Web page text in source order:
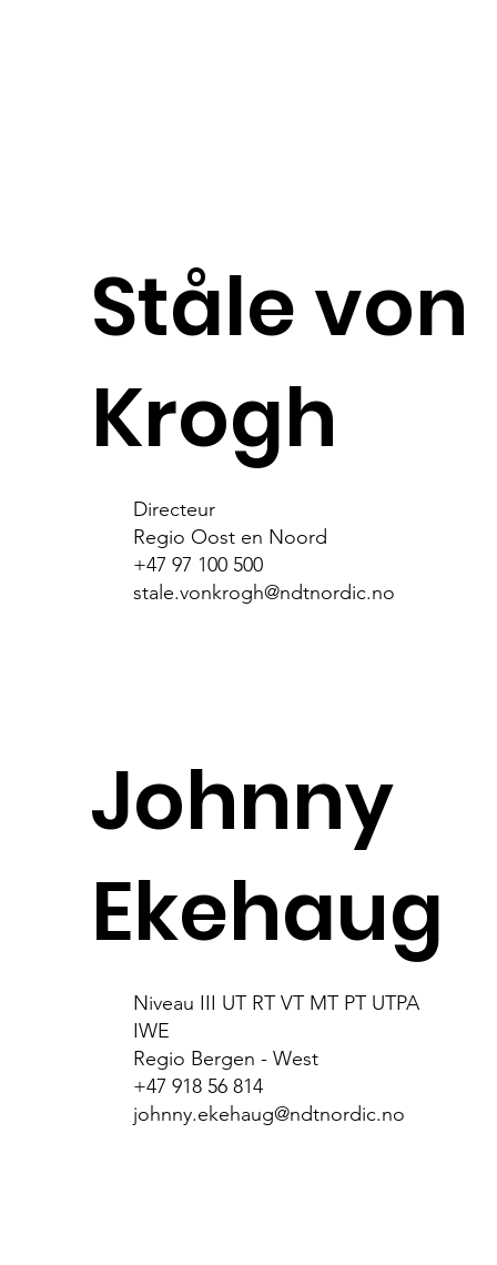
Ståle von
Krogh
Directeur
Regio Oost en Noord
+47 97 100 500
stale.vonkrogh@ndtnordic.no
Johnny
Ekehaug
Niveau III UT RT VT MT PT UTPA
IWE
Regio Bergen - West
+47 918 56 814
johnny.ekehaug@ndtnordic.no